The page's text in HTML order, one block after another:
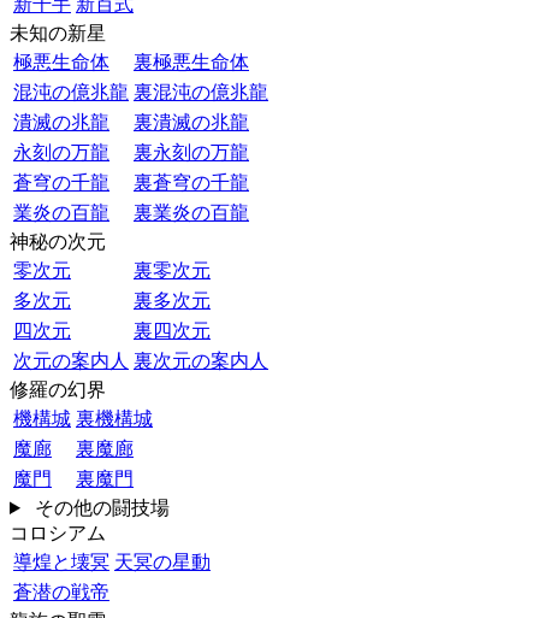
新千手 新百式
未知の新星
極悪生命体
裏極悪生命体
混沌の億兆龍 裏混沌の億兆龍
潰滅の兆龍
裏潰滅の兆龍
永刻の万龍
裏永刻の万龍
蒼穹の千龍
裏蒼穹の千龍
業炎の百龍
裏業炎の百龍
神秘の次元
零次元
裏零次元
多次元
裏多次元
四次元
裏四次元
次元の案内人 裏次元の案内人
修羅の幻界
機構城 裏機構城
魔廊
裏魔廊
魔門
裏魔門
その他の闘技場
コロシアム
導煌と壊冥 天冥の星動
蒼潜の戦帝